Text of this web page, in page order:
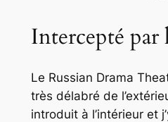
Intercepté par
Le Russian Drama
très délabré de
introduit à l’intérieur et